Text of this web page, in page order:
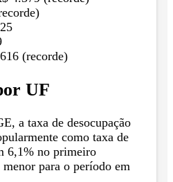
(recorde)
UF
a taxa de desocupação
como taxa de
6,1% no primeiro
para o período em